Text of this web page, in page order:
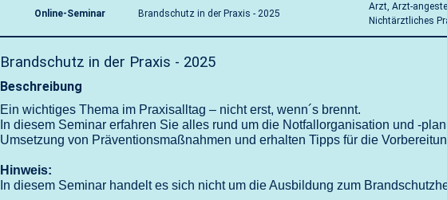
Online-Seminar Brandschutz in der Praxis - 2025
Arzt, Arzt-
Nichtärztliches
Brandschutz in der Praxis - 2025
Beschreibung
Ein wichtiges Thema im Praxisalltag – nicht erst, wenn´s brennt.
In diesem Seminar erfahren Sie alles rund um die Notfallorganisation und -
Umsetzung von Präventionsmaßnahmen und erhalten Tipps für die
Hinweis:
In diesem Seminar handelt es sich nicht um die Ausbildung zum